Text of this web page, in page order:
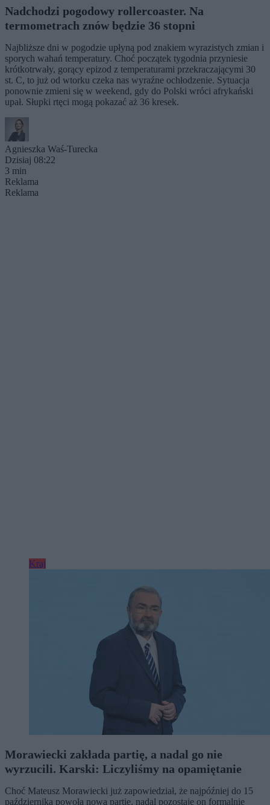
Nadchodzi pogodowy rollercoaster. Na
termometrach znów będzie 36 stopni
Najbliższe dni w pogodzie upłyną pod znakiem wyrazistych zmian i
sporych wahań temperatury. Choć początek tygodnia przyniesie
krótkotrwały, gorący epizod z temperaturami przekraczającymi 30
st. C, to już od wtorku czeka nas wyraźne ochłodzenie. Sytuacja
ponownie zmieni się w weekend, gdy do Polski wróci afrykański
upał. Słupki rtęci mogą pokazać aż 36 kresek.
Agnieszka Waś-Turecka
Dzisiaj 08:22
3 min
Reklama
Reklama
Kraj
Morawiecki zakłada partię, a nadal go nie
wyrzucili. Karski: Liczyliśmy na opamiętanie
Choć Mateusz Morawiecki już zapowiedział, że najpóźniej do 15
października powoła nową partię, nadal pozostaje on formalnie